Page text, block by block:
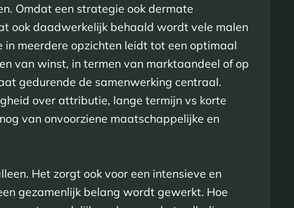
Omdat een strategie ook dermate
ook daadwerkelijk behaald wordt vele malen
meerdere opzichten leidt tot een optimaal
van winst, in termen van marktaandeel of op
gedurende de samenwerking centraal.
over attributie, lange termijn vs korte
van onvoorziene maatschappelijke en
Het zorgt ook voor een intensieve en
gezamenlijk belang wordt gewerkt. Hoe